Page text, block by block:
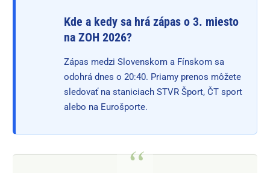
Kde a kedy sa hrá zápas o 3. miesto
na ZOH 2026?
Zápas medzi Slovenskom a Fínskom sa
odohrá dnes o 20:40. Priamy prenos môžete
sledovať na staniciach STVR Šport, ČT sport
alebo na Eurošporte.